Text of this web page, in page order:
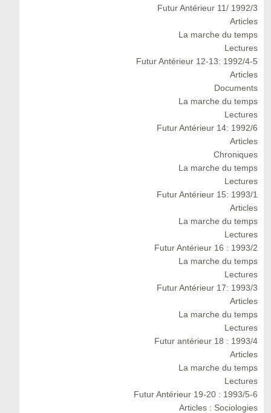
Futur Antérieur 11/ 1992/3
Articles
La marche du temps
Lectures
Futur Antérieur 12-13: 1992/4-5
Articles
Documents
La marche du temps
Lectures
Futur Antérieur 14: 1992/6
Articles
Chroniques
La marche du temps
Lectures
Futur Antérieur 15: 1993/1
Articles
La marche du temps
Lectures
Futur Antérieur 16 : 1993/2
La marche du temps
Lectures
Futur Antérieur 17: 1993/3
Articles
La marche du temps
Lectures
Futur antérieur 18 : 1993/4
Articles
La marche du temps
Lectures
Futur Antérieur 19-20 : 1993/5-6
Articles : Sociologies